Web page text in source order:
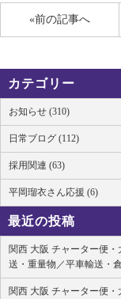
«前の記事へ
カテゴリー
お知らせ (310)
日常ブログ (112)
採用関連 (63)
平岡瑠衣さん応援 (6)
最近の投稿
関西 大阪 チャーター便
送・重量物／平車輸送・
関西 大阪 チャーター便